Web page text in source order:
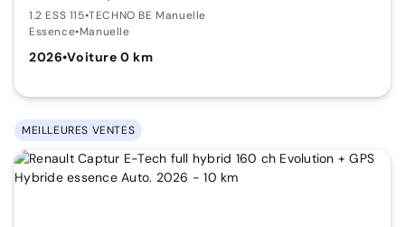
1.2 ESS 115•TECHNO BE Manuelle
Essence•Manuelle
2026•Voiture 0 km
MEILLEURES VENTES